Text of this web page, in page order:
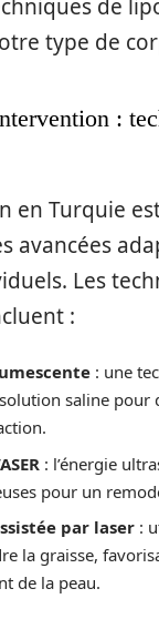
de
type de
:
en Turquie
avancées
Les
:
: une
saline pour
: l’énergie
pour un
par laser :
la graisse,
de la peau.